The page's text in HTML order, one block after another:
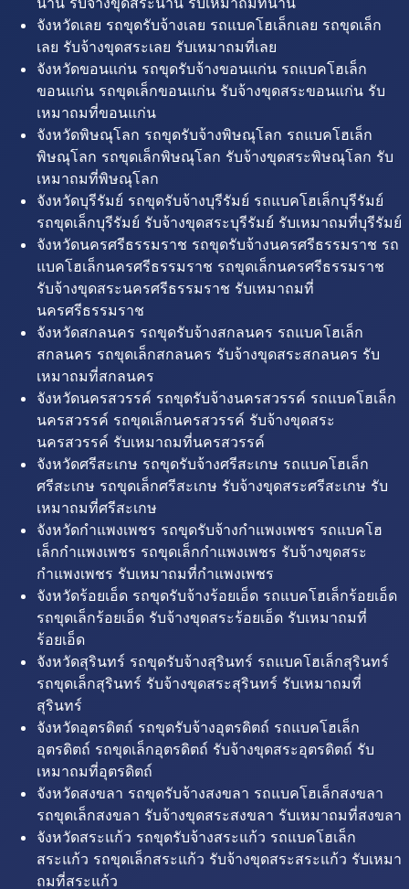
จังหวัดเลย รถขุดรับจ้างเลย รถแบคโฮเล็กเลย รถขุดเล็ก
เลย รับจ้างขุดสระเลย รับเหมาถมที่เลย
จังหวัดขอนแก่น รถขุดรับจ้างขอนแก่น รถแบคโฮเล็ก
ขอนแก่น รถขุดเล็กขอนแก่น รับจ้างขุดสระขอนแก่น รับ
เหมาถมที่ขอนแก่น
จังหวัดพิษณุโลก รถขุดรับจ้างพิษณุโลก รถแบคโฮเล็ก
พิษณุโลก รถขุดเล็กพิษณุโลก รับจ้างขุดสระพิษณุโลก รับ
เหมาถมที่พิษณุโลก
จังหวัดบุรีรัมย์ รถขุดรับจ้างบุรีรัมย์ รถแบคโฮเล็กบุรีรัมย์
รถขุดเล็กบุรีรัมย์ รับจ้างขุดสระบุรีรัมย์ รับเหมาถมที่บุรีรัมย์
จังหวัดนครศรีธรรมราช รถขุดรับจ้างนครศรีธรรมราช รถ
แบคโฮเล็กนครศรีธรรมราช รถขุดเล็กนครศรีธรรมราช
รับจ้างขุดสระนครศรีธรรมราช รับเหมาถมที่
นครศรีธรรมราช
จังหวัดสกลนคร รถขุดรับจ้างสกลนคร รถแบคโฮเล็ก
สกลนคร รถขุดเล็กสกลนคร รับจ้างขุดสระสกลนคร รับ
เหมาถมที่สกลนคร
จังหวัดนครสวรรค์ รถขุดรับจ้างนครสวรรค์ รถแบคโฮเล็ก
นครสวรรค์ รถขุดเล็กนครสวรรค์ รับจ้างขุดสระ
นครสวรรค์ รับเหมาถมที่นครสวรรค์
จังหวัดศรีสะเกษ รถขุดรับจ้างศรีสะเกษ รถแบคโฮเล็ก
ศรีสะเกษ รถขุดเล็กศรีสะเกษ รับจ้างขุดสระศรีสะเกษ รับ
เหมาถมที่ศรีสะเกษ
จังหวัดกำแพงเพชร รถขุดรับจ้างกำแพงเพชร รถแบคโฮ
เล็กกำแพงเพชร รถขุดเล็กกำแพงเพชร รับจ้างขุดสระ
กำแพงเพชร รับเหมาถมที่กำแพงเพชร
จังหวัดร้อยเอ็ด รถขุดรับจ้างร้อยเอ็ด รถแบคโฮเล็กร้อยเอ็ด
รถขุดเล็กร้อยเอ็ด รับจ้างขุดสระร้อยเอ็ด รับเหมาถมที่
ร้อยเอ็ด
จังหวัดสุรินทร์ รถขุดรับจ้างสุรินทร์ รถแบคโฮเล็กสุรินทร์
รถขุดเล็กสุรินทร์ รับจ้างขุดสระสุรินทร์ รับเหมาถมที่
สุรินทร์
จังหวัดอุตรดิตถ์ รถขุดรับจ้างอุตรดิตถ์ รถแบคโฮเล็ก
อุตรดิตถ์ รถขุดเล็กอุตรดิตถ์ รับจ้างขุดสระอุตรดิตถ์ รับ
เหมาถมที่อุตรดิตถ์
จังหวัดสงขลา รถขุดรับจ้างสงขลา รถแบคโฮเล็กสงขลา
รถขุดเล็กสงขลา รับจ้างขุดสระสงขลา รับเหมาถมที่สงขลา
จังหวัดสระแก้ว รถขุดรับจ้างสระแก้ว รถแบคโฮเล็ก
สระแก้ว รถขุดเล็กสระแก้ว รับจ้างขุดสระสระแก้ว รับเหมา
ถมที่สระแก้ว